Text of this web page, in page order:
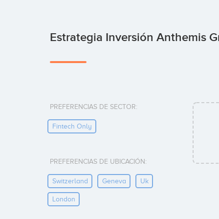
Estrategia Inversión Anthemis
PREFERENCIAS DE SECTOR:
Fintech Only
PREFERENCIAS DE UBICACIÓN:
Switzerland Geneva Uk
London